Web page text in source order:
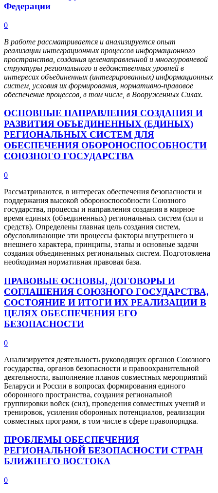
Федерации
0
В работе рассматривается и анализируется опыт
реализации интеграционных процессов информационного
пространства, создания целенаправленной и многоуровневой
структуры регионального и ведомственных уровней в
интересах объединенных (интегрированных) информационных
систем, условия их формирования, нормативно-правовое
обеспечение процессов, в том числе, в Вооруженных Силах.
ОСНОВНЫЕ НАПРАВЛЕНИЯ СОЗДАНИЯ И
РАЗВИТИЯ ОБЪЕДИНЕННЫХ (ЕДИНЫХ)
РЕГИОНАЛЬНЫХ СИСТЕМ ДЛЯ
ОБЕСПЕЧЕНИЯ ОБОРОНОСПОСОБНОСТИ
СОЮЗНОГО ГОСУДАРСТВА
0
Рассматриваются, в интересах обеспечения безопасности и
поддержания высокой обороноспособности Союзного
государства, процессы и направления создания в мирное
время единых (объединенных) региональных систем (сил и
средств). Определены главная цель создания систем,
обусловливающие эти процессы факторы внутреннего и
внешнего характера, принципы, этапы и основные задачи
создания объединенных региональных систем. Подготовлена
необходимая нормативная правовая база.
ПРАВОВЫЕ ОСНОВЫ, ДОГОВОРЫ И
СОГЛАШЕНИЯ СОЮЗНОГО ГОСУДАРСТВА,
СОСТОЯНИЕ И ИТОГИ ИХ РЕАЛИЗАЦИИ В
ЦЕЛЯХ ОБЕСПЕЧЕНИЯ ЕГО
БЕЗОПАСНОСТИ
0
Анализируется деятельность руководящих органов Союзного
государства, органов безопасности и правоохранительной
деятельности, выполнение планов совместных мероприятий
Беларуси и России в вопросах формирования единого
оборонного пространства, создания региональной
группировки войск (сил), проведения совместных учений и
тренировок, усиления оборонных потенциалов, реализации
совместных программ, в том числе в сфере правопорядка.
ПРОБЛЕМЫ ОБЕСПЕЧЕНИЯ
РЕГИОНАЛЬНОЙ БЕЗОПАСНОСТИ CТРАН
БЛИЖНЕГО ВОСТОКА
0